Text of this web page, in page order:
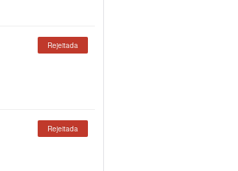
Rejeitada
Rejeitada